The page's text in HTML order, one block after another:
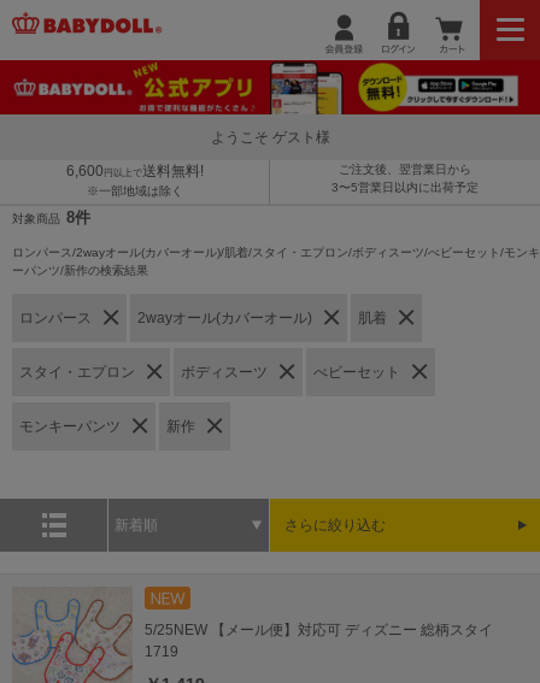
ようこそ ゲスト様
6,600 円以上で送料無料!
※一部地域は除く
ご注文後、翌営業日から
3〜5営業日以内に出荷予定
対象商品 8件
ロンパース/2wayオール(カバーオール)/肌着/スタイ・エプロン/ボディスーツ/べビーセット/モンキ
ーパンツ/新作の検索結果
ロンパース 2wayオール(カバーオール) 肌着
スタイ・エプロン ボディスーツ べビーセット
モンキーパンツ 新作
新着順 さらに絞り込む
5/25NEW 【メール便】対応可 ディズニー 総柄スタイ
1719